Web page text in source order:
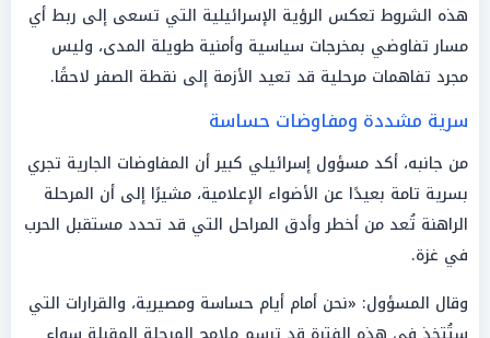
هذه الشروط تعكس الرؤية الإسرائيلية التي تسعى إلى ربط أي
مسار تفاوضي بمخرجات سياسية وأمنية طويلة المدى، وليس
مجرد تفاهمات مرحلية قد تعيد الأزمة إلى نقطة الصفر لاحقًا.
سرية مشددة ومفاوضات حساسة
من جانبه، أكد مسؤول إسرائيلي كبير أن المفاوضات الجارية تجري
بسرية تامة بعيدًا عن الأضواء الإعلامية، مشيرًا إلى أن المرحلة
الراهنة تُعد من أخطر وأدق المراحل التي قد تحدد مستقبل الحرب
في غزة.
وقال المسؤول: «نحن أمام أيام حساسة ومصيرية، والقرارات التي